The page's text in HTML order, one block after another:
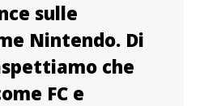
sulle
Nintendo. Di
che
FC e